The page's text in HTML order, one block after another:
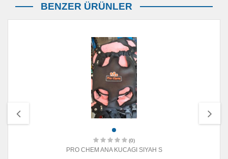
BENZER ÜRÜNLER
(0)
PRO CHEM ANA KUCAGI SIYAH S